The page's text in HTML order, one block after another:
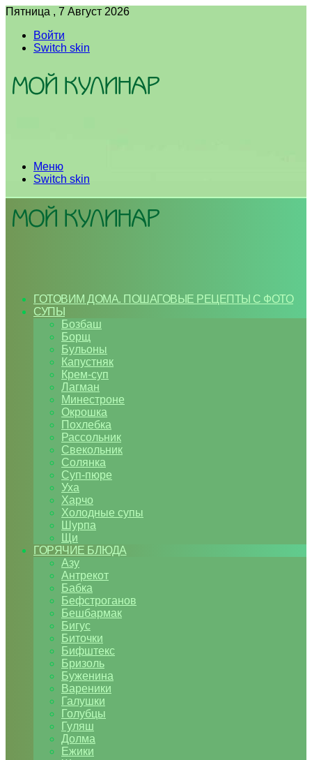
Пятница , 7 Август 2026
Войти
Switch skin
Меню
Switch skin
ГОТОВИМ ДОМА. ПОШАГОВЫЕ РЕЦЕПТЫ С ФОТО
СУПЫ
Бозбаш
Борщ
Бульоны
Капустняк
Крем-суп
Лагман
Минестроне
Окрошка
Похлебка
Рассольник
Свекольник
Солянка
Суп-пюре
Уха
Харчо
Холодные супы
Шурпа
Щи
ГОРЯЧИЕ БЛЮДА
Азу
Антрекот
Бабка
Бефстроганов
Бешбармак
Бигус
Биточки
Бифштекс
Бризоль
Буженина
Вареники
Галушки
Голубцы
Гуляш
Долма
Ежики